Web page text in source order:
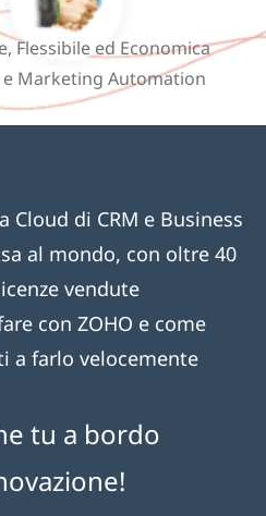
Flessibile ed Economica
Marketing Automation
Cloud di CRM e Business
al mondo, con oltre 40
vendute
con ZOHO e come
a farlo velocemente
tu a bordo